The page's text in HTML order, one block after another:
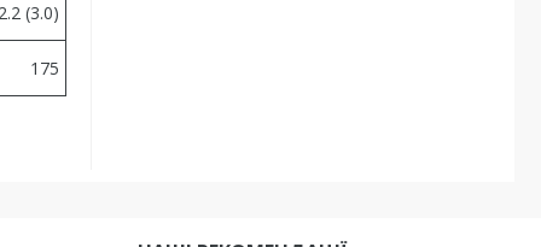
2.2 (3.0)
175